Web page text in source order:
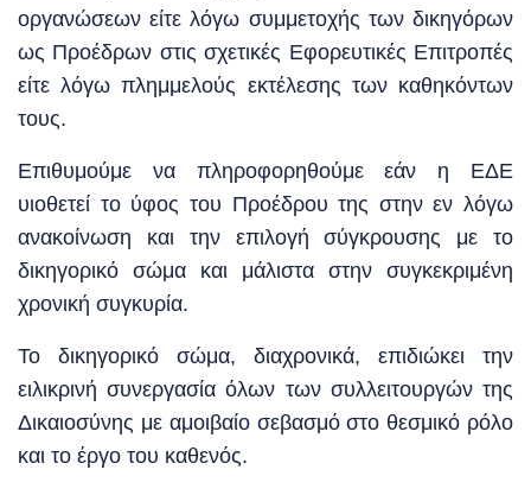
οργανώσεων είτε λόγω συμμετοχής των δικηγόρων
ως Προέδρων στις σχετικές Εφορευτικές Επιτροπές
είτε λόγω πλημμελούς εκτέλεσης των καθηκόντων
τους.
Επιθυμούμε να πληροφορηθούμε εάν η ΕΔΕ
υιοθετεί το ύφος του Προέδρου της στην εν λόγω
ανακοίνωση και την επιλογή σύγκρουσης με το
δικηγορικό σώμα και μάλιστα στην συγκεκριμένη
χρονική συγκυρία.
Το δικηγορικό σώμα, διαχρονικά, επιδιώκει την
ειλικρινή συνεργασία όλων των συλλειτουργών της
Δικαιοσύνης με αμοιβαίο σεβασμό στο θεσμικό ρόλο
και το έργο του καθενός.